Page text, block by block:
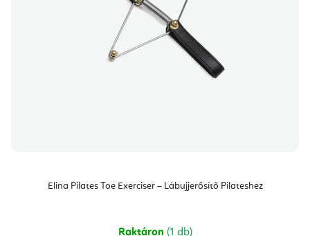
Elina Pilates Toe Exerciser – Lábujjerősítő Pilateshez
Raktáron (1 db)